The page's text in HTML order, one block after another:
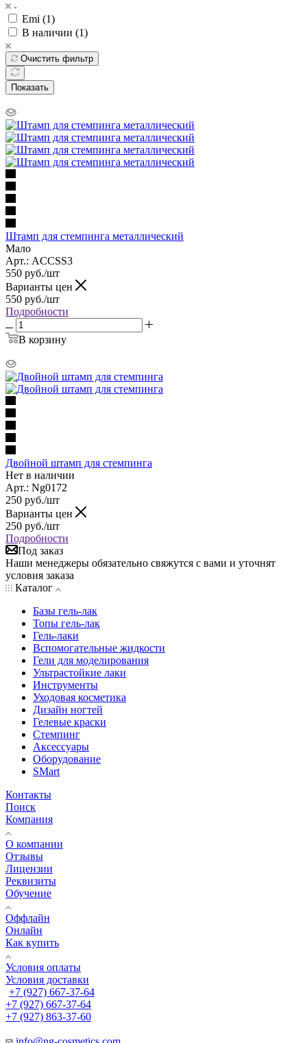
Emi (1)
В наличии (1)
Очистить фильтр
Показать
Штамп для стемпинга металлический
Мало
Арт.: ACCSS3
550 руб./шт
Варианты цен
550 руб./шт
Подробности
В корзину
Двойной штамп для стемпинга
Нет в наличии
Арт.: Ng0172
250 руб./шт
Варианты цен
250 руб./шт
Подробности
Под заказ
Наши менеджеры обязательно свяжутся с вами и уточнят
условия заказа
Каталог
Базы гель-лак
Топы гель-лак
Гель-лаки
Вспомогательные жидкости
Гели для моделирования
Ультрастойкие лаки
Инструменты
Уходовая косметика
Дизайн ногтей
Гелевые краски
Стемпинг
Аксессуары
Оборудование
SMart
Контакты
Поиск
Компания
О компании
Отзывы
Лицензии
Реквизиты
Обучение
Оффлайн
Онлайн
Как купить
Условия оплаты
Условия доставки
+7 (927) 667-37-64
+7 (927) 667-37-64
+7 (927) 863-37-60